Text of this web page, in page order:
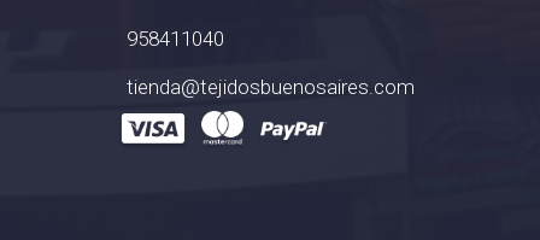
958411040
tienda@tejidosbuenosaires.com